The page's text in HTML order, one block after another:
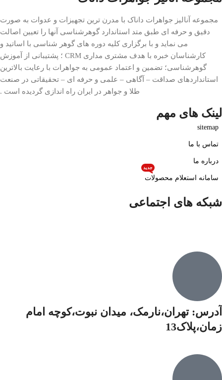
مجموعه آنالیز جواهرات داناک با مدرن ترین تجهیزات و عدوات به صورت
دقیق و حرفه ای طبق متد استاندارد گوهرشناسی آنها را تعیین اصالت
می نماید و با برگزاری کلیه دوره های گوهر شناسی با اساتید و
کارشناسان خبره با هدف مشتری مداری CRM ؛ پشتیبانی از آموزش
گوهرشناسی؛ تضمین و اعتماد عمومی به جواهرات با رعایت بالاترین
استانداردهای صداقت – آگاهی – علمی و حرفه ای – تحقیقاتی در صنعت
طلا و جواهر در ایران راه اندازی گردیده است .
لینک های مهم
sitemap
تماس با ما
درباره ما
سامانه استعلام محصولات
جدید
شبکه های اجتماعی
آدرس: تهران،نارمک، میدان نبوت،کوچه امام
زمان،پلاک13